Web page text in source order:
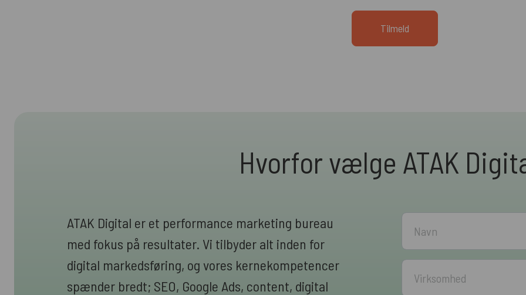
Hvorfor vælge ATAK
ATAK Digital er et performance marketing bureau
med fokus på resultater. Vi tilbyder alt inden for
digital markedsføring, og vores kernekompetencer
spænder bredt; SEO, Google Ads, content, digital